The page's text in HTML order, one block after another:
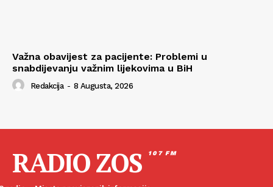
Važna obavijest za pacijente: Problemi u
snabdijevanju važnim lijekovima u BiH
Redakcija - 8 Augusta, 2026
RADIO ZOS 107 FM